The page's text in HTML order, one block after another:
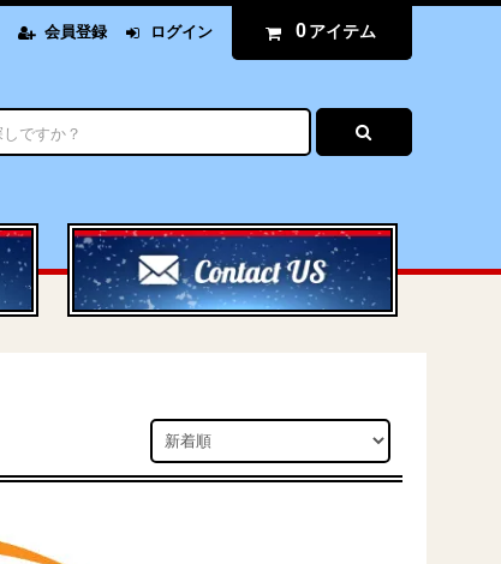
会員登録 ログイン 0 アイテム